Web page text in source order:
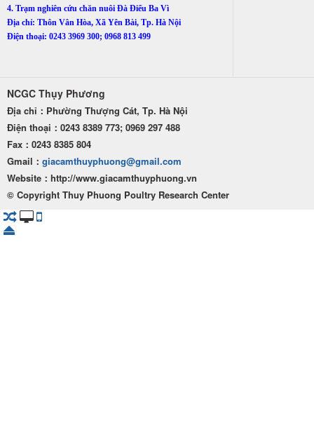
4. Trạm nghiên cứu chăn nuôi Đà Điểu Ba Vì
Địa chỉ: Thôn Vân Hòa, Xã Yên Bài, Tp. Hà Nội
Điện thoại: 0243 3969 300; 0968 813 499
NCGC Thụy Phương
Địa chỉ：Phường Thượng Cát, Tp. Hà Nội
Điện thoại：0243 8389 773; 0969 297 488
Fax：0243 8385 804
Gmail： giacamthuyphuong@gmail.com
Website：http://www.giacamthuyphuong.vn
© Copyright Thuy Phuong Poultry Research Center